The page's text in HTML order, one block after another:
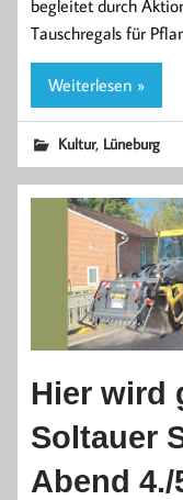
begleitet durch
Tauschregals für
Weiterlesen »
Kultur, Lüneburg
Hier wird
Soltauer
Abend 4./